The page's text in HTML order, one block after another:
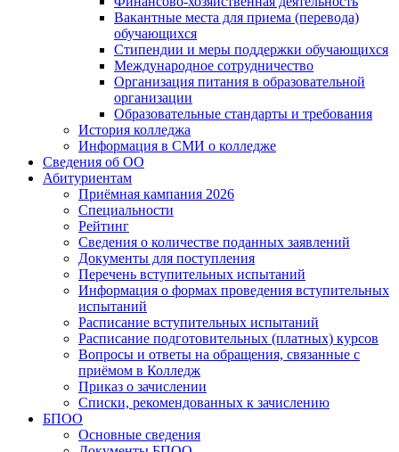
Вакантные места для приема (перевода)
обучающихся
Стипендии и меры поддержки обучающихся
Международное сотрудничество
Организация питания в образовательной
организации
Образовательные стандарты и требования
История колледжа
Информация в СМИ о колледже
Сведения об ОО
Абитуриентам
Приёмная кампания 2026
Специальности
Рейтинг
Сведения о количестве поданных заявлений
Документы для поступления
Перечень вступительных испытаний
Информация о формах проведения вступительных
испытаний
Расписание вступительных испытаний
Расписание подготовительных (платных) курсов
Вопросы и ответы на обращения, связанные с
приёмом в Колледж
Приказ о зачислении
Списки, рекомендованных к зачислению
БПОО
Основные сведения